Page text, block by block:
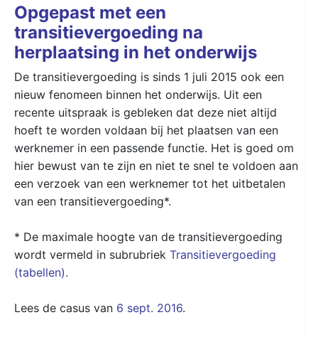
Opgepast met een
transitievergoeding na
herplaatsing in het onderwijs
De transitievergoeding is sinds 1 juli 2015 ook een
nieuw fenomeen binnen het onderwijs. Uit een
recente uitspraak is gebleken dat deze niet altijd
hoeft te worden voldaan bij het plaatsen van een
werknemer in een passende functie. Het is goed om
hier bewust van te zijn en niet te snel te voldoen aan
een verzoek van een werknemer tot het uitbetalen
van een transitievergoeding*.
* De maximale hoogte van de transitievergoeding
wordt vermeld in subrubriek Transitievergoeding
(tabellen).
Lees de casus van 6 sept. 2016.